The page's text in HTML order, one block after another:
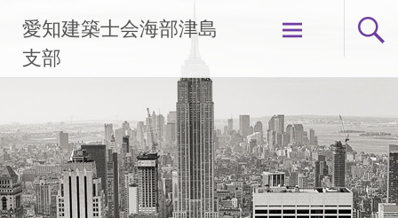
ン
ス
キ
ッ
プ
愛知建築士会海部津島
支部